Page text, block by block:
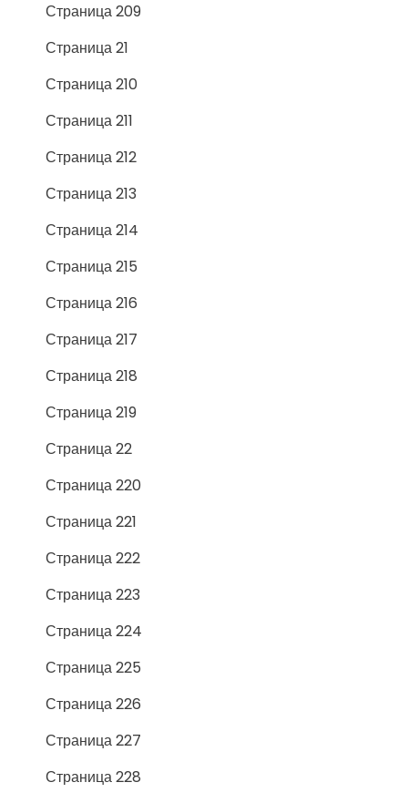
Страница 209
Страница 21
Страница 210
Страница 211
Страница 212
Страница 213
Страница 214
Страница 215
Страница 216
Страница 217
Страница 218
Страница 219
Страница 22
Страница 220
Страница 221
Страница 222
Страница 223
Страница 224
Страница 225
Страница 226
Страница 227
Страница 228